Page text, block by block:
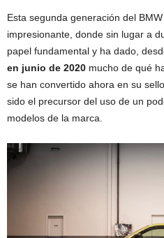
Esta segunda generación del
impresionante, donde sin lugar a
papel fundamental y ha dado,
en junio de 2020 mucho de qué
se han convertido ahora en su
sido el precursor del uso de un
modelos de la marca.